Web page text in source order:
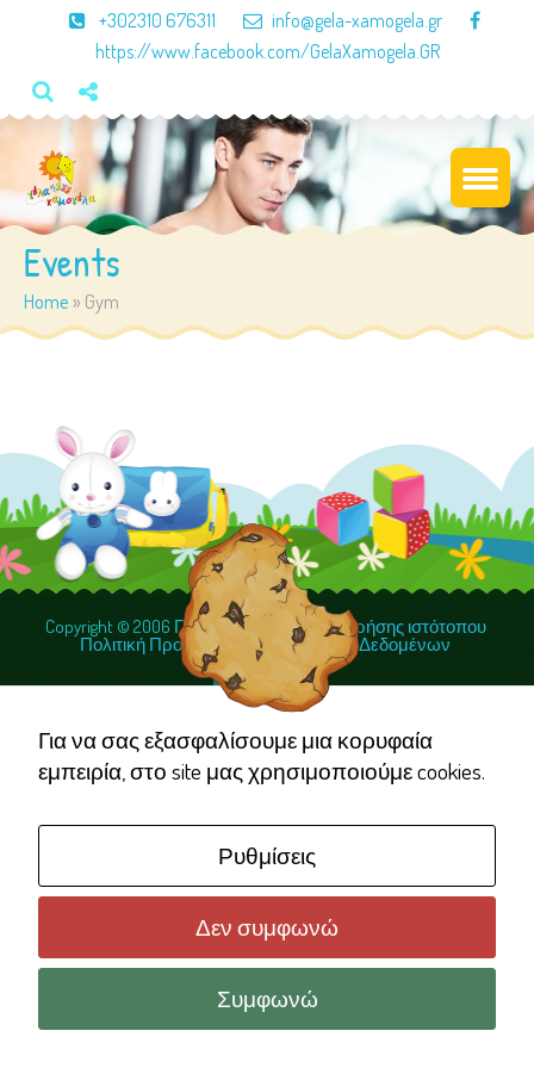
+302310 676311
info@gela-xamogela.gr
https://www.facebook.com/GelaXamogela.GR
Events
Home » Gym
Copyright © 2006 Γέλα ΧαμογέλαΌροι χρήσης ιστότοπου
Πολιτική Προστασίας Προσωπικών Δεδομένων
Για να σας εξασφαλίσουμε μια κορυφαία
εμπειρία, στο site μας χρησιμοποιούμε cookies.
Ρυθμίσεις
Δεν συμφωνώ
Συμφωνώ
Necessary
These
cookies are
not
They are
needed for
the website
to function.
Statistics
In order for